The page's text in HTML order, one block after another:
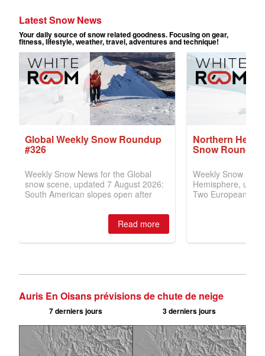
Auris En Oisans prévisions de chute de neige
7 derniers jours 3 derniers jours